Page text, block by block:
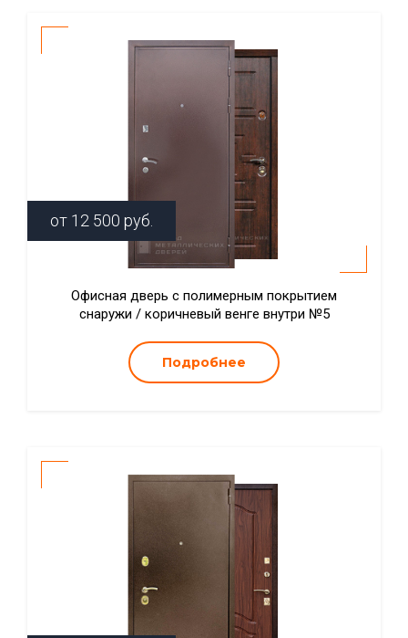
от 12 500 руб.
Офисная дверь с полимерным покрытием
снаружи / коричневый венге внутри №5
Подробнее